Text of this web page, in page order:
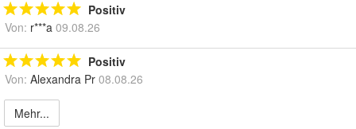
Positiv
Von: r***a 09.08.26
Positiv
Von: Alexandra Pr 08.08.26
Mehr...